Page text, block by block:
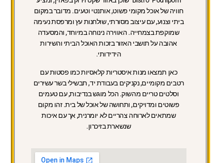
חוויה של אוכל מקומי פשוט, אותנטי וטעים. מדובר במקום
ביתי וצנוע, עם עיצוב מסורתי, שולחנות עץ ומרפסת נעימה
שמוקפת בצמחייה. האווירה נינוחה במיוחד, והמסעדה
אהובה על תושבי האזור בזכות האוכל הביתי והשירות
הידידותי.
כאן תמצאו מנות איסטריות קלאסיות כמו פסטות עם
רטבים מקומיים, נקניקים בעבודת יד, תבשילי בשר עשירים
וסלטים טריים מהשוק. הכל מוגש בנדיבות, עם טעמים
פשוטים ומדויקים, ותחושה של אוכל של בית. זהו מקום
שמתאים לארוחה צהריים לא יומרנית, אך עם איכות
שנשארת בזיכרון.